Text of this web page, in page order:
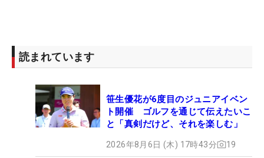
読まれています
笹生優花が6度目のジュニアイベン
ト開催 ゴルフを通じて伝えたいこ
と「真剣だけど、それを楽しむ」
2026年8月6日 (木) 17時43分 19